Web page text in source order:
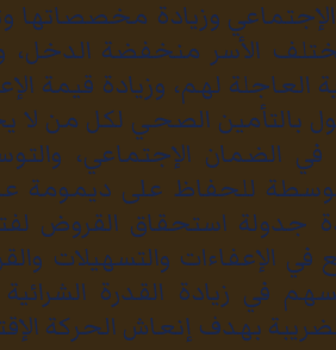
الإجتماعي وزيادة
الأسر منخفضة الدخل،
العاجلة لهم، وزيادة قيمة
بالتأمين الصحي لكل من
في الضمان الإجتماعي،
للحفاظ على ديمومة
جدولة استحقاق القروض
في الإعفاءات
في زيادة القدرة
بهدف إنعاش الحركة